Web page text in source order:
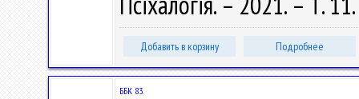
Добавить в корзину Подробнее
ББК 83.